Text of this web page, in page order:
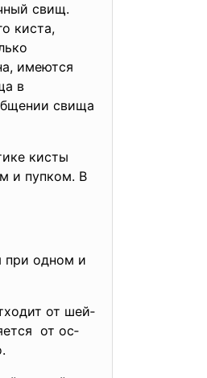
свищ.
киста,
имеются
в
свища
кисты
и пупком. В
при одном и
от шей­
от ос­